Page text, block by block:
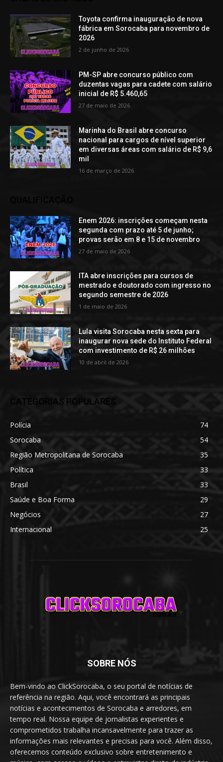
Toyota confirma inauguração de nova
fábrica em Sorocaba para novembro de
2026
2 de junho de 2026
PM-SP abre concurso público com
duzentas vagas para cadete com salário
inicial de R$ 5.460,65
27 de maio de 2026
Marinha do Brasil abre concurso
nacional para cargos de nível superior
em diversas áreas com salário de R$ 9,6
mil
16 de março de 2026
Enem 2026: inscrições começam nesta
segunda com prazo até 5 de junho;
provas serão em 8 e 15 de novembro
27 de maio de 2026
ITA abre inscrições para cursos de
mestrado e doutorado com ingresso no
segundo semestre de 2026
1 de maio de 2026
Lula visita Sorocaba nesta sexta para
inaugurar nova sede do Instituto Federal
com investimento de R$ 26 milhões
10 de abril de 2026
CATEGORIAS POPULARES
Polícia
74
Sorocaba
54
Região Metropolitana de Sorocaba
35
Política
33
Brasil
33
Saúde e Boa Forma
29
Negócios
27
Internacional
25
SOBRE NÓS
Bem-vindo ao ClickSorocaba, o seu portal de notícias de
referência na região. Aqui, você encontrará as principais
notícias e acontecimentos de Sorocaba e arredores, em
tempo real. Nossa equipe de jornalistas experientes e
comprometidos trabalha incansavelmente para trazer as
informações mais relevantes e precisas para você. Além disso,
oferecemos conteúdo exclusivo sobre entretenimento e